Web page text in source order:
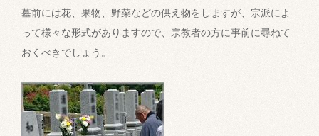
墓前には花、果物、野菜などの供え物をしますが、宗派によ
って様々な形式がありますので、宗教者の方に事前に尋ねて
おくべきでしょう。